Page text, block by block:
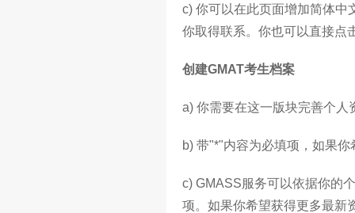
c) 你可以在此页面增加简体中
你取得联系。你也可以直接点
创建GMAT考生档案
a) 你需要在这一版块完善个
b) 带"*"内容为必填项，如果
c) GMASS服务可以依据你的
项。如果你希望获得更多最新